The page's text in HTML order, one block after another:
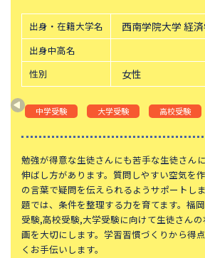
帝塚山中学校
中央大学
六甲学院中学校
青山学院
東山中学校
山手学院
函館ラ・サール中学校
城北中学
神奈川大学附属中学校
大宮開成中
法政大学第二中学校
品川女子
東京都立桜修館中等教育学校
学習院中
頌栄女子学院中学校
田園調布
江戸川学園取手中学校
山脇学園
恵泉女学園中学校
千代田区
大妻中学校
出身・在籍大学名 西南学院大学 経
出身中高名
性別
女性
中学受験 大学受験 高校受験
勉強が得意な生徒さんにも苦手な生徒さん
伸ばし方があります。質問しやすい空気を
の言葉で疑問を伝えられるようサポートし
題では、条件を整理する力を育てます。福
受験,高校受験,大学受験に向けて生徒さん
画を大切にします。学習習慣づくりから得
くお手伝いします。